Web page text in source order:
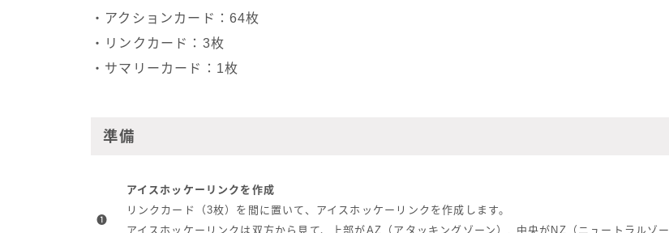
・アクションカード：64枚
・リンクカード：3枚
・サマリーカード：1枚
準備
❶
アイスホッケーリンクを作成
リンクカード（3枚）を間に置いて、アイスホッケーリンクを作成します。
アイスホッケーリンクは双方から見て、上部がAZ（アタッキングゾーン）, 中央がNZ（ニュートラルゾー